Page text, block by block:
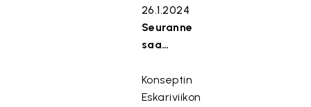
26.1.2024
Seuranne
saa…
Konseptin
Eskariviikon